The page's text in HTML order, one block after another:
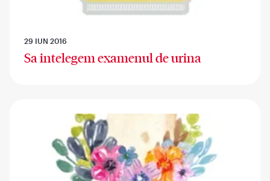
29 IUN 2016
Sa intelegem examenul de urina